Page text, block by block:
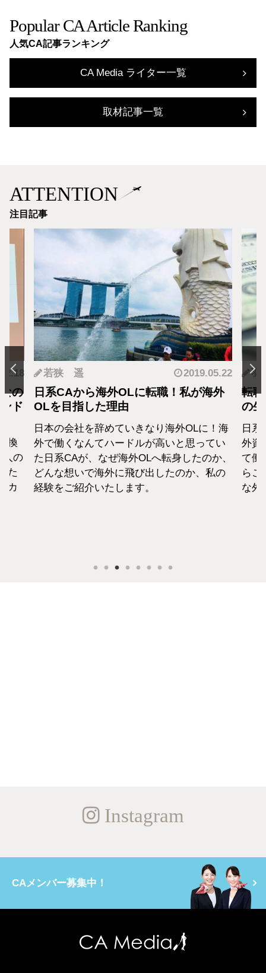
Popular CA Article Ranking
人気CA記事ランキング
CA Media ライター一覧
取材記事一覧
ATTENTION
注目記事
の
ド
換
人の
た
カ
若狭 遥 2019.05.22
日系CAから海外OLに転職！私が海外
OLを目指した理由
日本の会社を辞めていきなり海外OLに！海
外で働くなんてハードルが高いと思ってい
た日系CAが、なぜ海外OLへ転身したのか、
どんな想いで海外に飛び出したのか、私の
経験をご紹介いたします。
羽
転
の
日
外資
て働
らこ
な外
Instagram
CAメンバー募集中！